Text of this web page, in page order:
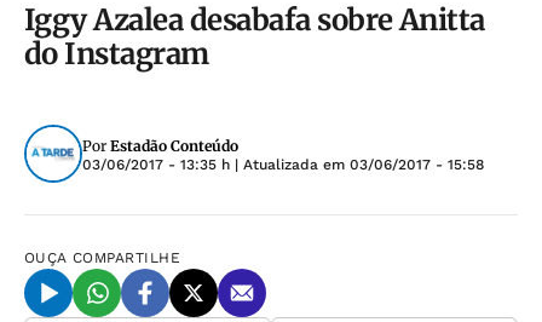
Iggy Azalea desabafa sobre Anitta
do Instagram
Por Estadão Conteúdo
03/06/2017 - 13:35 h | Atualizada em 03/06/2017 - 15:58
OUÇA COMPARTILHE